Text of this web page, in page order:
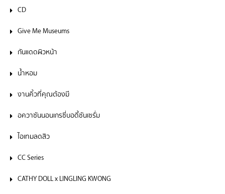
CD
Give Me Museums
กันแดดผิวหน้า
น้ำหอม
งานคิ้วที่คุณต้องมี
อควาซันนอนเกรซี่บอดี้ซันเซรั่ม
ไอเทมลดสิว
CC Series
CATHY DOLL x LINGLING KWONG